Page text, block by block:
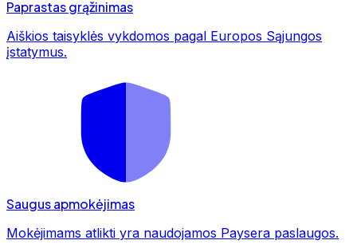
Paprastas grąžinimas
Aiškios taisyklės vykdomos pagal Europos Sąjungos
įstatymus.
Saugus apmokėjimas
Mokėjimams atlikti yra naudojamos Paysera paslaugos.